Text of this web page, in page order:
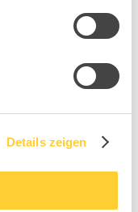
Details zeigen